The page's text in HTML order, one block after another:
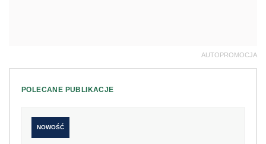
AUTOPROMOCJA
POLECANE PUBLIKACJE
NOWOŚĆ